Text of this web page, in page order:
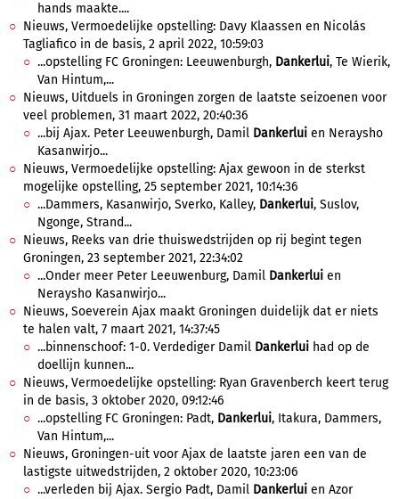
hands maakte....
Nieuws, Vermoedelijke opstelling: Davy Klaassen en Nicolás
Tagliafico in de basis, 2 april 2022, 10:59:03
...opstelling FC Groningen: Leeuwenburgh, Dankerlui, Te Wierik,
Van Hintum,...
Nieuws, Uitduels in Groningen zorgen de laatste seizoenen voor
veel problemen, 31 maart 2022, 20:40:36
...bij Ajax. Peter Leeuwenburgh, Damil Dankerlui en Neraysho
Kasanwirjo...
Nieuws, Vermoedelijke opstelling: Ajax gewoon in de sterkst
mogelijke opstelling, 25 september 2021, 10:14:36
...Dammers, Kasanwirjo, Sverko, Kalley, Dankerlui, Suslov,
Ngonge, Strand...
Nieuws, Reeks van drie thuiswedstrijden op rij begint tegen
Groningen, 23 september 2021, 22:34:02
...Onder meer Peter Leeuwenburg, Damil Dankerlui en
Neraysho Kasanwirjo...
Nieuws, Soeverein Ajax maakt Groningen duidelijk dat er niets
te halen valt, 7 maart 2021, 14:37:45
...binnenschoof: 1-0. Verdediger Damil Dankerlui had op de
doellijn kunnen...
Nieuws, Vermoedelijke opstelling: Ryan Gravenberch keert terug
in de basis, 3 oktober 2020, 09:12:46
...opstelling FC Groningen: Padt, Dankerlui, Itakura, Dammers,
Van Hintum,...
Nieuws, Groningen-uit voor Ajax de laatste jaren een van de
lastigste uitwedstrijden, 2 oktober 2020, 10:23:06
...verleden bij Ajax. Sergio Padt, Damil Dankerlui en Azor